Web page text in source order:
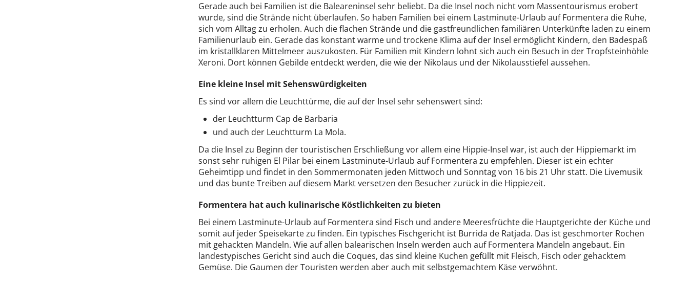
Gerade auch bei Familien ist die Baleareninsel sehr beliebt. Da die Insel noch nicht vom Massentourismus erobert
wurde, sind die Strände nicht überlaufen. So haben Familien bei einem Lastminute-Urlaub auf Formentera die Ruhe,
sich vom Alltag zu erholen. Auch die flachen Strände und die gastfreundlichen familiären Unterkünfte laden zu einem
Familienurlaub ein. Gerade das konstant warme und trockene Klima auf der Insel ermöglicht Kindern, den Badespaß
im kristallklaren Mittelmeer auszukosten. Für Familien mit Kindern lohnt sich auch ein Besuch in der Tropfsteinhöhle
Xeroni. Dort können Gebilde entdeckt werden, die wie der Nikolaus und der Nikolausstiefel aussehen.
Eine kleine Insel mit Sehenswürdigkeiten
Es sind vor allem die Leuchttürme, die auf der Insel sehr sehenswert sind:
der Leuchtturm Cap de Barbaria
und auch der Leuchtturm La Mola.
Da die Insel zu Beginn der touristischen Erschließung vor allem eine Hippie-Insel war, ist auch der Hippiemarkt im
sonst sehr ruhigen El Pilar bei einem Lastminute-Urlaub auf Formentera zu empfehlen. Dieser ist ein echter
Geheimtipp und findet in den Sommermonaten jeden Mittwoch und Sonntag von 16 bis 21 Uhr statt. Die Livemusik
und das bunte Treiben auf diesem Markt versetzen den Besucher zurück in die Hippiezeit.
Formentera hat auch kulinarische Köstlichkeiten zu bieten
Bei einem Lastminute-Urlaub auf Formentera sind Fisch und andere Meeresfrüchte die Hauptgerichte der Küche und
somit auf jeder Speisekarte zu finden. Ein typisches Fischgericht ist Burrida de Ratjada. Das ist geschmorter Rochen
mit gehackten Mandeln. Wie auf allen balearischen Inseln werden auch auf Formentera Mandeln angebaut. Ein
landestypisches Gericht sind auch die Coques, das sind kleine Kuchen gefüllt mit Fleisch, Fisch oder gehacktem
Gemüse. Die Gaumen der Touristen werden aber auch mit selbstgemachtem Käse verwöhnt.